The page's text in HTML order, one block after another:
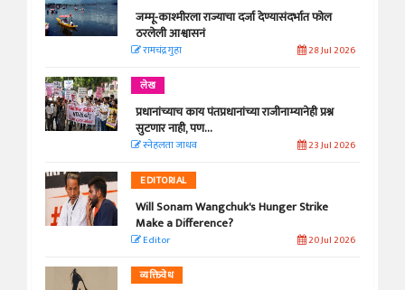
जम्मू-काश्मीरला राज्याचा दर्जा देण्यासंदर्भात फोल
ठरलेली आश्वासनं
रामचंद्र गुहा 28 Jul 2026
लेख
प्रधानांच्याच काय पंतप्रधानांच्या राजीनाम्यानेही प्रश्न
सुटणार नाही, पण...
स्नेहलता जाधव 23 Jul 2026
EDITORIAL
Will Sonam Wangchuk's Hunger Strike
Make a Difference?
Editor 20 Jul 2026
व्यक्तिवेध